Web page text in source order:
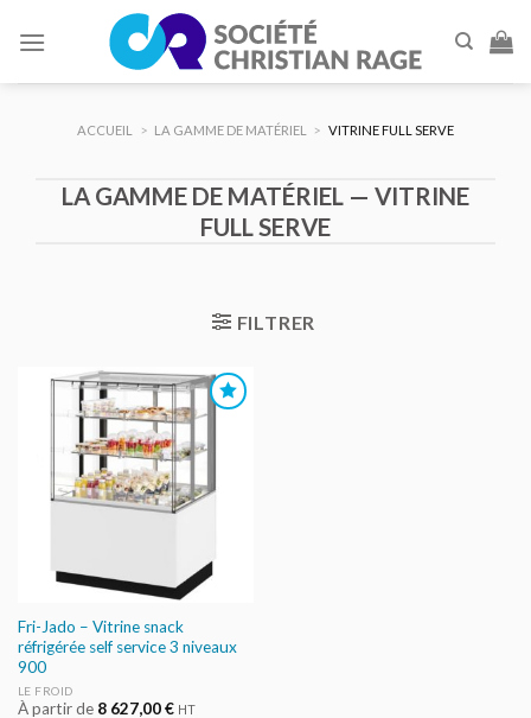
ACCUEIL > LA GAMME DE MATÉRIEL > VITRINE FULL SERVE
LA GAMME DE MATÉRIEL — VITRINE
FULL SERVE
FILTRER
AJOUTER
AU DEVIS
Fri-Jado – Vitrine snack
réfrigérée self service 3 niveaux
900
LE FROID
À partir de 8 627,00€ HT